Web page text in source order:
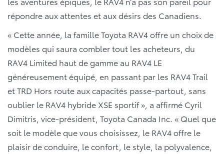
répondre aux attentes et aux désirs des Canadiens.
« Cette année, la famille Toyota RAV4 offre un choix de
modèles qui saura combler tout les acheteurs, du
RAV4 Limited haut de gamme au RAV4 LE
généreusement équipé, en passant par les RAV4 Trail
et TRD Hors route aux capacités passe-partout, sans
oublier le RAV4 hybride XSE sportif », a affirmé Cyril
Dimitris, vice-président, Toyota Canada Inc. « Quel que
soit le modèle que vous choisissez, le RAV4 offre le
plaisir de conduire, le confort, le style, la polyvalence,